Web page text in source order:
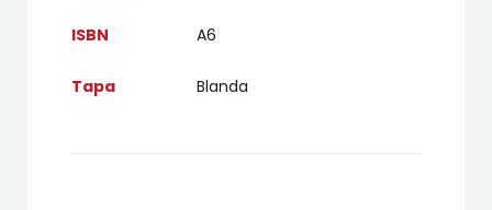
ISBN A6
Tapa Blanda